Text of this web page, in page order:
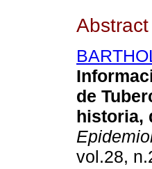
Abstract
de
historia,
vol.28,